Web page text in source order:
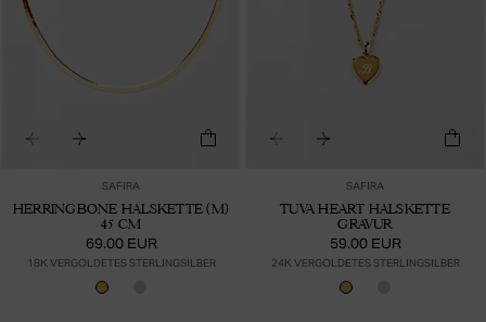
SAFIRA
HERRINGBONE HALSKETTE (M)
45 CM
69.00 EUR
18K VERGOLDETES STERLINGSILBER
SAFIRA
TUVA HEART HALSKETTE
GRAVUR
59.00 EUR
24K VERGOLDETES STERLINGSILBER